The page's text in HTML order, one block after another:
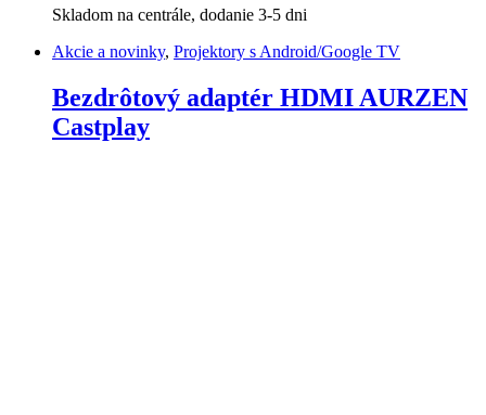
Skladom na centrále, dodanie 3-5 dni
Akcie a novinky, Projektory s Android/Google TV
Bezdrôtový adaptér HDMI AURZEN
Castplay